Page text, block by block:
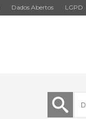
Dados Abertos LGPD